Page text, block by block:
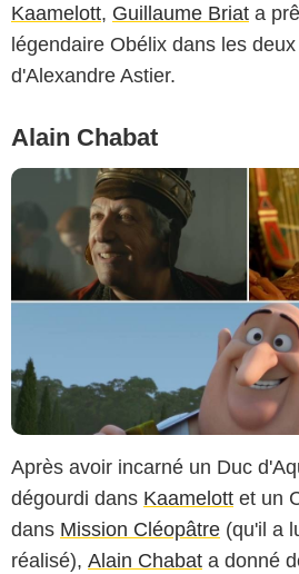
Kaamelott, Guillaume Briat a
légendaire Obélix dans les
d'Alexandre Astier.
Alain Chabat
Après avoir incarné un Duc
dégourdi dans Kaamelott et un
dans Mission Cléopâtre (qu'il a
réalisé), Alain Chabat a donné